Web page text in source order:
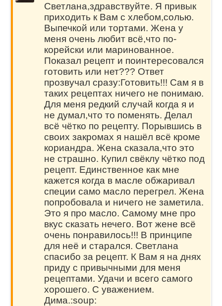
Светлана,здравствуйте. Я привык
приходить к Вам с хлебом,солью.
Выпечкой или тортами. Жена у
меня очень любит всё,что по-
корейски или маринованное.
Показал рецепт и поинтересовался
готовить или нет??? Ответ
прозвучал сразу:Готовить!!! Сам я в
таких рецептах ничего не понимаю.
Для меня редкий случай когда я и
не думал,что то поменять. Делал
всё чётко по рецепту. Порывшись в
своих закромах я нашёл всё кроме
кориандра. Жена сказала,что это
не страшно. Купил свёклу чётко под
рецепт. Единственное как мне
кажется когда в масле обжаривал
специи само масло перегрел. Жена
попробовала и ничего не заметила.
Это я про масло. Самому мне про
вкус сказать нечего. Вот жене всё
очень понравилось!!! В принципе
для неё и старался. Светлана
спасибо за рецепт. К Вам я на днях
приду с привычными для меня
рецептами. Удачи и всего самого
хорошего. С уважением.
Дима.:soup: